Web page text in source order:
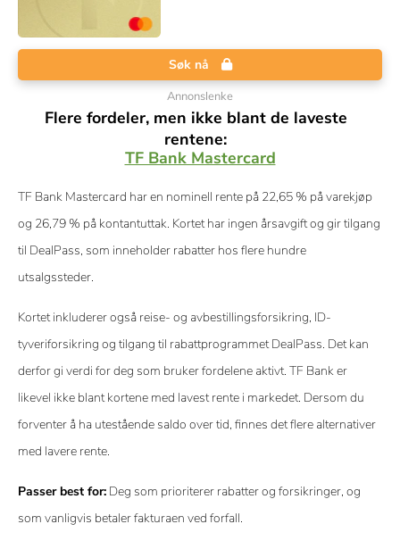
Søk nå
Annonslenke
Flere fordeler, men ikke blant de laveste
rentene:
TF Bank Mastercard
TF Bank Mastercard har en nominell rente på 22,65 % på varekjøp
og 26,79 % på kontantuttak. Kortet har ingen årsavgift og gir tilgang
til DealPass, som inneholder rabatter hos flere hundre
utsalgssteder.
Kortet inkluderer også reise- og avbestillingsforsikring, ID-
tyveriforsikring og tilgang til rabattprogrammet DealPass. Det kan
derfor gi verdi for deg som bruker fordelene aktivt. TF Bank er
likevel ikke blant kortene med lavest rente i markedet. Dersom du
forventer å ha utestående saldo over tid, finnes det flere alternativer
med lavere rente.
Passer best for: Deg som prioriterer rabatter og forsikringer, og
som vanligvis betaler fakturaen ved forfall.